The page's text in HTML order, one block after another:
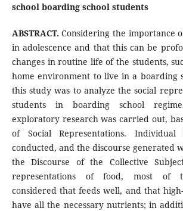
school boarding school students
ABSTRACT.Considering the importance
in adolescence and that this can be
changes in routine life of the students,
home environment to live in a boarding
this study was to analyze the social
students in boarding school
exploratory research was carried out,
of Social Representations.
conducted, and the discourse generated
the Discourse of the Collective
representations of food, most of
considered that feeds well, and that
have all the necessary nutrients; in